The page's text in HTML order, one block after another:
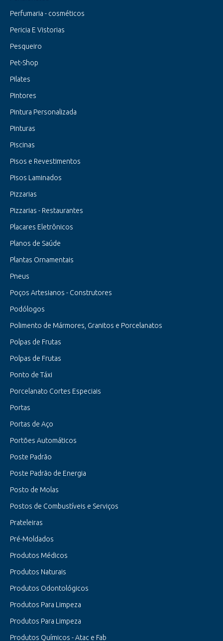
Perfumaria - cosméticos
Pericia E Vistorias
Pesqueiro
Pet-Shop
Pilates
Pintores
Pintura Personalizada
Pinturas
Piscinas
Pisos e Revestimentos
Pisos Laminados
Pizzarias
Pizzarias - Restaurantes
Placares Eletrônicos
Planos de Saúde
Plantas Ornamentais
Pneus
Poços Artesianos - Construtores
Podólogos
Polimento de Mármores, Granitos e Porcelanatos
Polpas de Frutas
Polpas de Frutas
Ponto de Táxi
Porcelanato Cortes Especiais
Portas
Portas de Aço
Portões Automáticos
Poste Padrão
Poste Padrão de Energia
Posto de Molas
Postos de Combustíveis e Serviços
Prateleiras
Pré-Moldados
Produtos Médicos
Produtos Naturais
Produtos Odontológicos
Produtos Para Limpeza
Produtos Para Limpeza
Produtos Químicos - Atac e Fab